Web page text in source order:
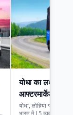
योधा का लक्ष्य L5
आफ्टरमार्केट राजस्व
योधा, लोहिया ग्लोबल
भारत में L5 व्यवसाय ईवी